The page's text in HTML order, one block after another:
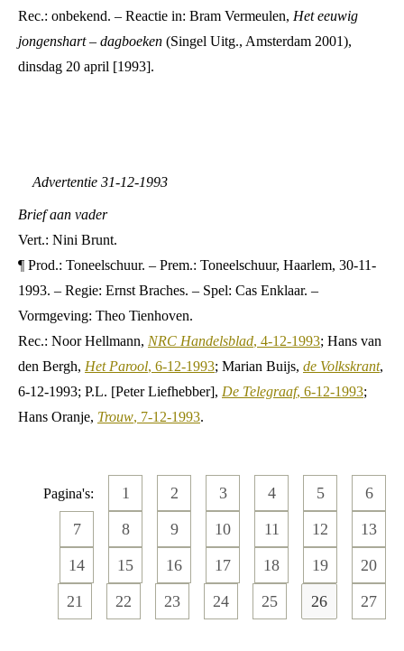
Rec.: onbekend. – Reactie in: Bram Vermeulen, Het eeuwig
jongenshart – dagboeken (Singel Uitg., Amsterdam 2001),
dinsdag 20 april [1993].
Advertentie 31-12-1993
Brief aan vader
Vert.: Nini Brunt.
¶ Prod.: Toneelschuur. – Prem.: Toneelschuur, Haarlem, 30-11-
1993. – Regie: Ernst Braches. – Spel: Cas Enklaar. –
Vormgeving: Theo Tienhoven.
Rec.: Noor Hellmann, NRC Handelsblad, 4-12-1993; Hans van
den Bergh, Het Parool, 6-12-1993; Marian Buijs, de Volkskrant,
6-12-1993; P.L. [Peter Liefhebber], De Telegraaf, 6-12-1993;
Hans Oranje, Trouw, 7-12-1993.
Pagina's: 1 2 3 4 5
6
7
8 9 10 11 12
13
14
15 16 17 18 19
20
21
22 23 24 25 26 27